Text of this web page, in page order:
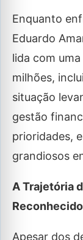
Enquanto
Eduardo
lida com
milhões,
situação
gestão
prioridades,
grandiosos
A Trajetória
Apesar dos